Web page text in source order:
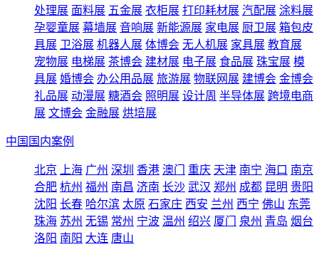
处理展 面料展 五金展 衣柜展 打印耗材展 汽配展 涂料展
孕婴童展 幕墙展 音响展 新能源展 家电展 厨卫展 箱包皮
具展 卫浴展 机器人展 体博会 无人机展 家具展 教育展
宠物展 电梯展 茶博会 建材展 电子展 食品展 珠宝展 模
具展 婚博会 办公用品展 旅游展 物联网展 建博会 金博会
礼品展 动漫展 糖酒会 照明展 设计周 半导体展 跨境电商
展 文博会 金融展 烘培展
中国国内案例
北京 上海 广州 深圳 香港 澳门 重庆 天津 南宁 海口 南京
合肥 杭州 福州 南昌 济南 长沙 武汉 郑州 成都 昆明 贵阳
沈阳 长春 哈尔滨 太原 石家庄 西安 兰州 西宁 佛山 东莞
珠海 苏州 无锡 常州 宁波 温州 绍兴 厦门 泉州 青岛 烟台
洛阳 南阳 大连 唐山